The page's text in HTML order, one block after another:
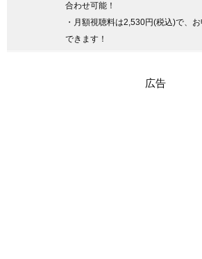
合わせ可能！
・月額視聴料は2,530円(税込)で、
できます！
広告